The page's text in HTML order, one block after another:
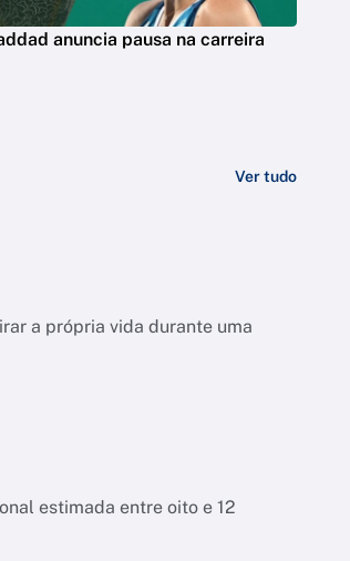
anuncia pausa na carreira
Ver tudo
a própria vida durante uma
estimada entre oito e 12